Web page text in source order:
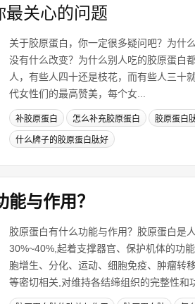
最关心的问题
关于胶原蛋白，你一定很多疑问吧？为什
没有什么改变？为什么别人吃的胶原蛋白
人，有些人四十还是枝花，而有些人三十
代女性们的最高赞美，每个女...
补胶原蛋白 怎么补充胶原蛋白 胶原蛋白
什么牌子的胶原蛋白肽好
与作用？
胶原蛋白有什么功能与作用？胶原蛋白是
30%~40%,起着支撑器官、保护机体的功
胞增生、分化、运动、细胞免疫、肿瘤转
等密切相关,对维持各结缔组织的完整性和